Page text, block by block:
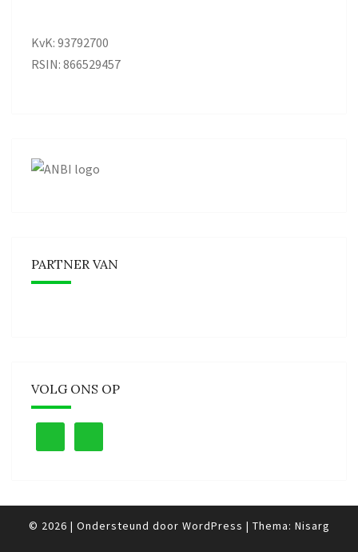
KvK: 93792700
RSIN: 866529457
PARTNER VAN
VOLG ONS OP
© 2026 | Ondersteund door WordPress | Thema: Nisarg